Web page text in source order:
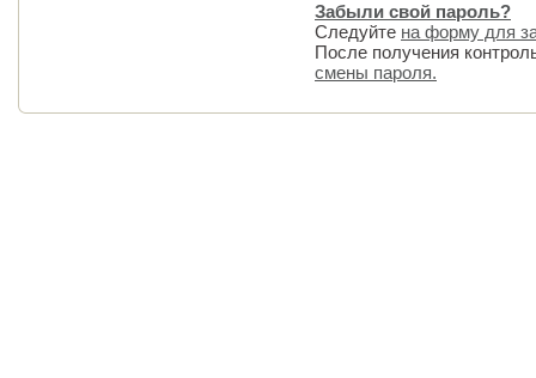
Забыли свой пароль?
Следуйте на форму для
После получения
смены пароля.